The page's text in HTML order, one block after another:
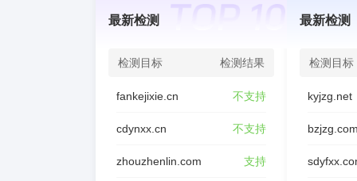
最新检测
检测目标 检测结果
fankejixie.cn 不支持
cdynxx.cn 不支持
zhouzhenlin.com 支持
最新检测
检测目标
kyjzg.net